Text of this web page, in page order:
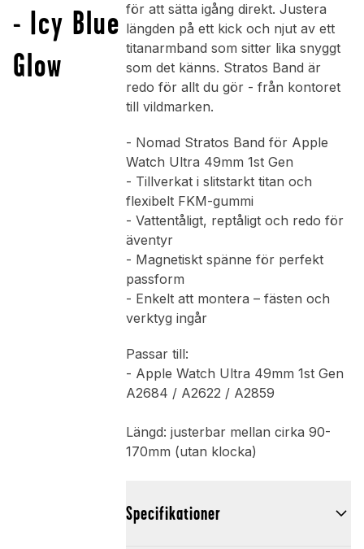
- Icy Blue
Glow
för att sätta igång direkt. Justera
längden på ett kick och njut av ett
titanarmband som sitter lika snyggt
som det känns. Stratos Band är
redo för allt du gör - från kontoret
till vildmarken.
- Nomad Stratos Band för Apple
Watch Ultra 49mm 1st Gen
- Tillverkat i slitstarkt titan och
flexibelt FKM-gummi
- Vattentåligt, reptåligt och redo för
äventyr
- Magnetiskt spänne för perfekt
passform
- Enkelt att montera – fästen och
verktyg ingår
Passar till:
- Apple Watch Ultra 49mm 1st Gen
A2684 / A2622 / A2859
Längd: justerbar mellan cirka 90-
170mm (utan klocka)
Specifikationer